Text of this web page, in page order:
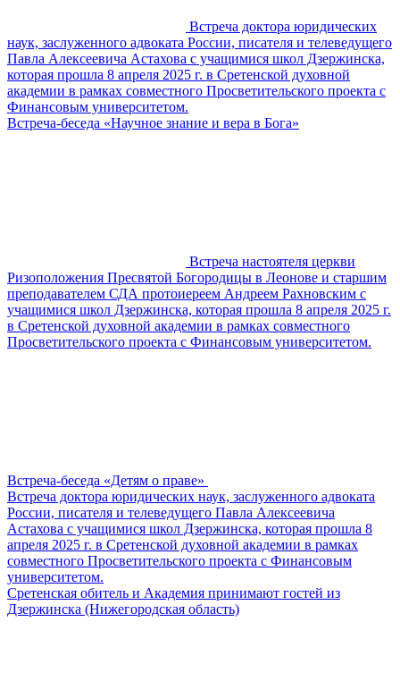
Встреча доктора юридических
наук, заслуженного адвоката России, писателя и телеведущего
Павла Алексеевича Астахова с учащимися школ Дзержинска,
которая прошла 8 апреля 2025 г. в Сретенской духовной
академии в рамках совместного Просветительского проекта с
Финансовым университетом.
Встреча-беседа «Научное знание и вера в Бога»
Встреча настоятеля церкви
Ризоположения Пресвятой Богородицы в Леонове и старшим
преподавателем СДА протоиереем Андреем Рахновским с
учащимися школ Дзержинска, которая прошла 8 апреля 2025 г.
в Сретенской духовной академии в рамках совместного
Просветительского проекта с Финансовым университетом.
Встреча-беседа «Детям о праве»
Встреча доктора юридических наук, заслуженного адвоката
России, писателя и телеведущего Павла Алексеевича
Астахова с учащимися школ Дзержинска, которая прошла 8
апреля 2025 г. в Сретенской духовной академии в рамках
совместного Просветительского проекта с Финансовым
университетом.
Сретенская обитель и Академия принимают гостей из
Дзержинска (Нижегородская область)